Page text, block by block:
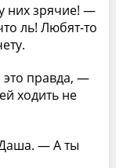
них зрячие! —
ль! Любят-то
правда, —
ходить не
— А ты